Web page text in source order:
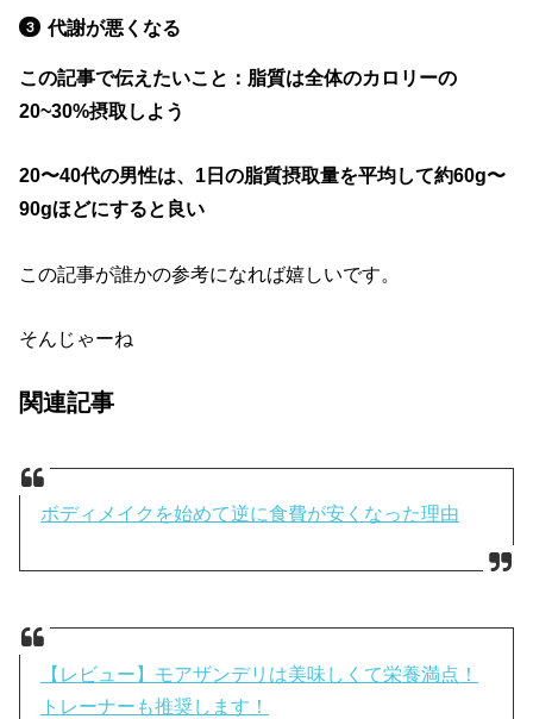
代謝が悪くなる
この記事で伝えたいこと：脂質は全体のカロリーの
20~30%摂取しよう
20〜40代の男性は、1日の脂質摂取量を平均して約60g〜
90gほどにすると良い
この記事が誰かの参考になれば嬉しいです。
そんじゃーね
関連記事
ボディメイクを始めて逆に食費が安くなった理由
【レビュー】モアザンデリは美味しくて栄養満点！
トレーナーも推奨します！